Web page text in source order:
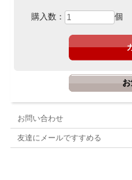
購入数： 個
お問い合わせ
友達にメールですすめる